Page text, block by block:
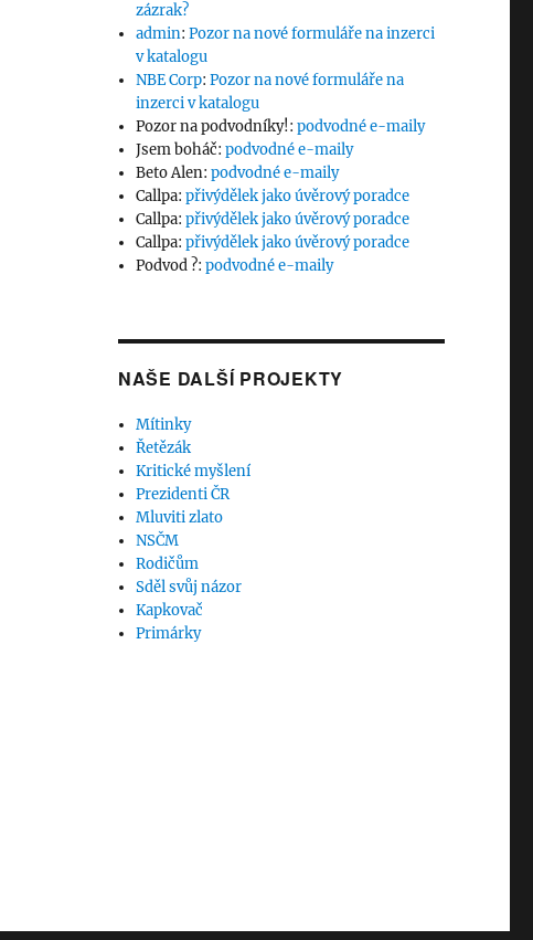
zázrak?
admin:Pozor na nové formuláře na inzerci
v katalogu
NBE Corp:Pozor na nové formuláře na
inzerci v katalogu
Pozor na podvodníky!:podvodné e-maily
Jsem boháč:podvodné e-maily
Beto Alen:podvodné e-maily
Callpa:přivýdělek jako úvěrový poradce
Callpa:přivýdělek jako úvěrový poradce
Callpa:přivýdělek jako úvěrový poradce
Podvod ?:podvodné e-maily
NAŠE DALŠÍ PROJEKTY
Mítinky
Řetězák
Kritické myšlení
Prezidenti ČR
Mluviti zlato
NSČM
Rodičům
Sděl svůj názor
Kapkovač
Primárky